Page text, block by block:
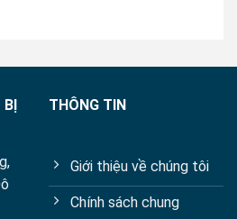
BỊ
THÔNG TIN
Giới thiệu về chúng tôi
Chính sách chung